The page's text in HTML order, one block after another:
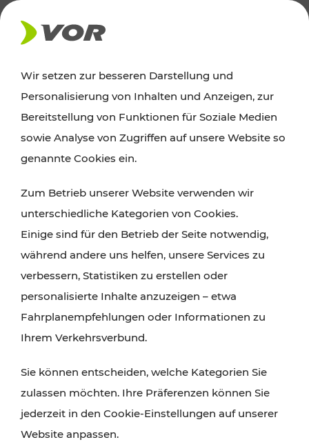
AKTUELLES
Ausflugstipps
Wien, Niederösterreich und das Burgenland
Wanderungen, Kultur und Gastronomie,
Radtouren oder purer Naturgenuss – viele
Attraktionen sind mit den Ticket- und Fahrplan-
Angeboten des VOR gut und schnell erreichbar.
Wir setzen zur besseren Darstellung und
Personalisierung von Inhalten und Anzeigen, zur
Bereitstellung von Funktionen für Soziale Medien
sowie Analyse von Zugriffen auf unsere Website so
genannte Cookies ein.
Zum Betrieb unserer Website verwenden wir
unterschiedliche Kategorien von Cookies.
Einige sind für den Betrieb der Seite notwendig,
während andere uns helfen, unsere Services zu
verbessern, Statistiken zu erstellen oder
personalisierte Inhalte anzuzeigen – etwa
Fahrplanempfehlungen oder Informationen zu
Ihrem Verkehrsverbund.
Sie können entscheiden, welche Kategorien Sie
zulassen möchten. Ihre Präferenzen können Sie
jederzeit in den Cookie-Einstellungen auf unserer
Website anpassen.